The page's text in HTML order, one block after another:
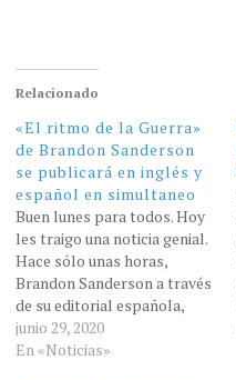
Relacionado
«El ritmo de la Guerra»
de Brandon Sanderson
se publicará en inglés y
español en simultaneo
Buen lunes para todos. Hoy
les traigo una noticia genial.
Hace sólo unas horas,
Brandon Sanderson a través
de su editorial española,
Nova, sello de Penguin
Rnadom House, anunció que
junio 29, 2020
En «Noticias»